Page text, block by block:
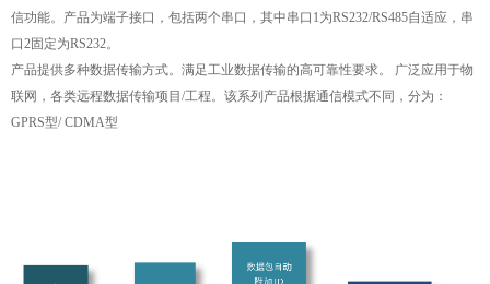
信功能。产品为端子接口，包括两个串口，其中串口1为RS232/RS485自适应，串
口2固定为RS232。
产品提供多种数据传输方式。满足工业数据传输的高可靠性要求。 广泛应用于物
联网，各类远程数据传输项目/工程。该系列产品根据通信模式不同，分为：
GPRS型/ CDMA型